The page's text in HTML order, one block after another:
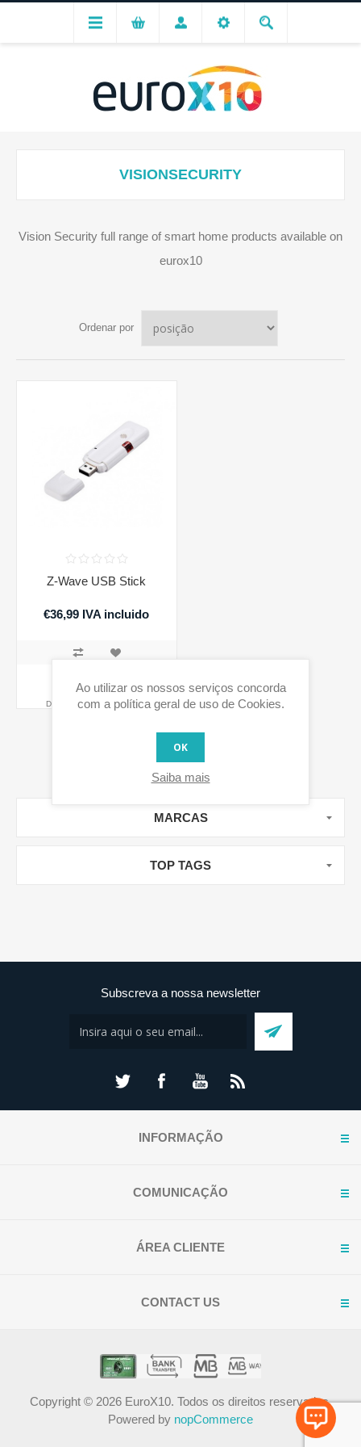
VISIONSECURITY
Vision Security full range of smart home products available on
eurox10
Ordenar por
Z-Wave USB Stick
€36,99 IVA incluido
COMPRAR
Disponibilidade: 1 em stock
MARCAS
TOP TAGS
Subscreva a nossa newsletter
INFORMAÇÃO
COMUNICAÇÃO
ÁREA CLIENTE
CONTACT US
Copyright © 2026 EuroX10. Todos os direitos reservados.
Powered by nopCommerce
Ao utilizar os nossos serviços concorda
com a política geral de uso de Cookies.
OK
Saiba mais